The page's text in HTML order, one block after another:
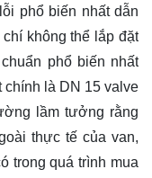
phổ biến nhất dẫn
không thể lắp đặt
phổ biến nhất
chính là DN 15 valve
lầm tưởng rằng
thực tế của van,
trong quá trình mua